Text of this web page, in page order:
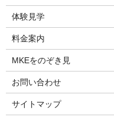
体験見学
料金案内
MKEをのぞき見
お問い合わせ
サイトマップ